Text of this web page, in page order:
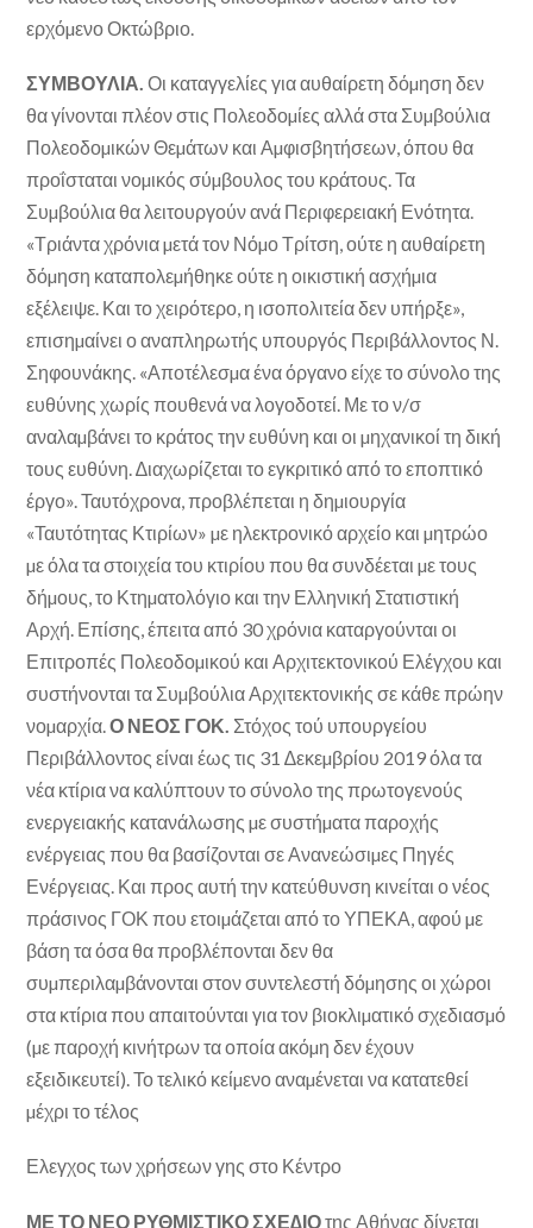
ερχόµενο Οκτώβριο.
ΣΥΜΒΟΥΛΙΑ.Οι καταγγελίες για αυθαίρετη δόµηση δεν
θα γίνονται πλέον στις Πολεοδοµίες αλλά στα Συµβούλια
Πολεοδοµικών Θεµάτων και Αµφισβητήσεων, όπου θα
προΐσταται νοµικός σύµβουλος του κράτους. Τα
Συµβούλια θα λειτουργούν ανά Περιφερειακή Ενότητα.
«Τριάντα χρόνια µετά τον Νόµο Τρίτση, ούτε η αυθαίρετη
δόµηση καταπολεµήθηκε ούτε η οικιστική ασχήµια
εξέλειψε. Και το χειρότερο, η ισοπολιτεία δεν υπήρξε»,
επισηµαίνει ο αναπληρωτής υπουργός Περιβάλλοντος Ν.
Σηφουνάκης. «Αποτέλεσµα ένα όργανο είχε το σύνολο της
ευθύνης χωρίς πουθενά να λογοδοτεί. Με το ν/σ
αναλαµβάνει το κράτος την ευθύνη και οι µηχανικοί τη δική
τους ευθύνη. ∆ιαχωρίζεται το εγκριτικό από το εποπτικό
έργο». Ταυτόχρονα, προβλέπεται η δηµιουργία
«Ταυτότητας Κτιρίων» µε ηλεκτρονικό αρχείο και µητρώο
µε όλα τα στοιχεία του κτιρίου που θα συνδέεται µε τους
δήµους, το Κτηµατολόγιο και την Ελληνική Στατιστική
Αρχή. Επίσης, έπειτα από 30 χρόνια καταργούνται οι
Επιτροπές Πολεοδοµικού και Αρχιτεκτονικού Ελέγχου και
συστήνονται τα Συµβούλια Αρχιτεκτονικής σε κάθε πρώην
νοµαρχία.Ο ΝΕΟΣ ΓΟΚ. Στόχος τού υπουργείου
Περιβάλλοντος είναι έως τις 31 ∆εκεµβρίου 2019 όλα τα
νέα κτίρια να καλύπτουν το σύνολο της πρωτογενούς
ενεργειακής κατανάλωσης µε συστήµατα παροχής
ενέργειας που θα βασίζονται σε Ανανεώσιµες Πηγές
Ενέργειας. Και προς αυτή την κατεύθυνση κινείται ο νέος
πράσινος ΓΟΚ που ετοιµάζεται από το ΥΠΕΚΑ, αφού µε
βάση τα όσα θα προβλέπονται δεν θα
συµπεριλαµβάνονται στον συντελεστή δόµησης οι χώροι
στα κτίρια που απαιτούνται για τον βιοκλιµατικό σχεδιασµό
(µε παροχή κινήτρων τα οποία ακόµη δεν έχουν
εξειδικευτεί). Το τελικό κείµενο αναµένεται να κατατεθεί
µέχρι το τέλος
Ελεγχος των χρήσεων γης στο Κέντρο
ΜΕ ΤΟ ΝΕΟ ΡΥΘΜΙΣΤΙΚΟ ΣΧΕ∆ΙΟτης Αθήνας δίνεται